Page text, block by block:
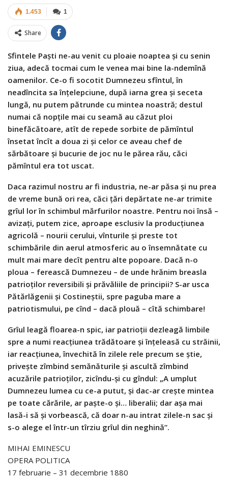
1
1.453
Share
Sfintele Paști ne-au venit cu ploaie noaptea și cu senin
ziua, adecă tocmai cum le venea mai bine la-ndemînă
oamenilor. Ce-o fi socotit Dumnezeu sfîntul, în
neadîncita sa înțelepciune, după iarna grea și seceta
lungă, nu putem pătrunde cu mintea noastră; destul
numai că nopțile mai cu seamă au căzut ploi
binefăcătoare, atît de repede sorbite de pămîntul
însetat încît a doua zi și celor ce aveau chef de
sărbătoare și bucurie de joc nu le părea rău, căci
pămîntul era tot uscat.
Daca razimul nostru ar fi industria, ne-ar păsa și nu prea
de vreme bună ori rea, căci țări depărtate ne-ar trimite
grîul lor în schimbul mărfurilor noastre. Pentru noi însă –
avizați, putem zice, aproape esclusiv la producțiunea
agricolă – nourii cerului, vînturile și preste tot
schimbările din aerul atmosferic au o însemnătate cu
mult mai mare decît pentru alte popoare. Dacă n-o
ploua – ferească Dumnezeu – de unde hrănim breasla
patrioților reversibili și prăvăliile de principii? S-ar usca
Pătărlăgenii și Costineștii, spre paguba mare a
patriotismului, pe cînd – dacă plouă – cîtă schimbare!
Grîul leagă floarea-n spic, iar patrioții dezleagă limbile
spre a numi reacțiunea trădătoare și înțeleasă cu străinii,
iar reacțiunea, învechită în zilele rele precum se știe,
privește zîmbind semănăturile și ascultă zîmbind
acuzările patrioților, zicîndu-și cu gîndul: „A umplut
Dumnezeu lumea cu ce-a putut, și dac-ar crește mintea
pe toate cărările, ar paște-o și… liberalii; dar așa mai
lasă-i să și vorbească, că doar n-au intrat zilele-n sac și
s-o alege el într-un tîrziu grîul din neghină”.
MIHAI EMINESCU
OPERA POLITICA
17 februarie – 31 decembrie 1880